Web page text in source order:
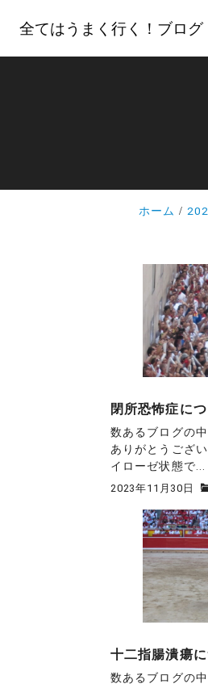
全てはうまく行く！ブログ
ホーム
閉所恐怖症に
数あるブログの
ありがとうござ
イローゼ状態で...
2023年11月30日
十二指腸潰瘍
数あるブログの